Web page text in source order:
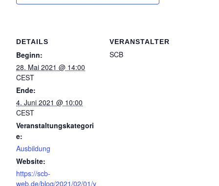
DETAILS
Beginn:
28. Mai 2021 @ 14:00
CEST
Ende:
4. Juni 2021 @ 10:00
CEST
Veranstaltungskategori
e:
Ausbildung
Website:
https://scb-
web.de/blog/2021/02/01/y
VERANSTALTER
SCB